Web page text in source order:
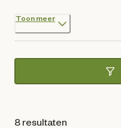
Toon meer
8 resultaten